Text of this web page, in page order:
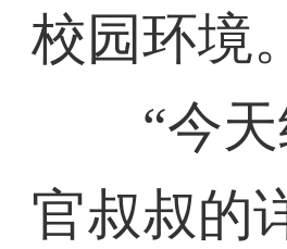
校园环境。
“今天
官叔叔的